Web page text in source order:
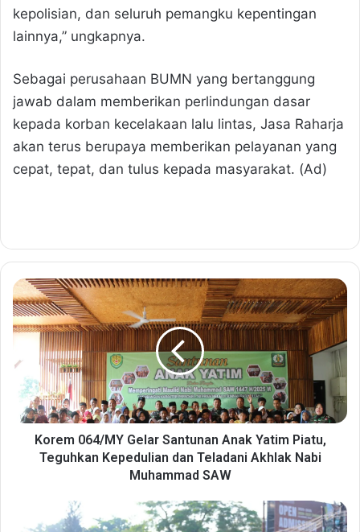
kepolisian, dan seluruh pemangku kepentingan
lainnya,” ungkapnya.
Sebagai perusahaan BUMN yang bertanggung
jawab dalam memberikan perlindungan dasar
kepada korban kecelakaan lalu lintas, Jasa Raharja
akan terus berupaya memberikan pelayanan yang
cepat, tepat, dan tulus kepada masyarakat. (Ad)
K
o
r
e
0
Korem 064/MY Gelar Santunan Anak Yatim Piatu,
Teguhkan Kepedulian dan Teladani Akhlak Nabi
Muhammad SAW